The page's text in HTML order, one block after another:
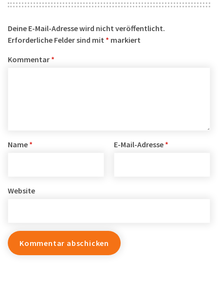
Deine E-Mail-Adresse wird nicht veröffentlicht.
Erforderliche Felder sind mit * markiert
Kommentar *
Name * E-Mail-Adresse *
Website